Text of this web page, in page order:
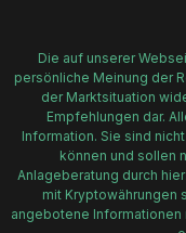
Die auf unserer
persönliche Meinung der
der Marktsituation
Empfehlungen dar.
Information. Sie sind
können und sollen
Anlageberatung durch
mit Kryptowährungen
angebotene Informationen